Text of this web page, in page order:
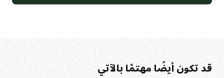
قد تكون أيضًا مهتمًا بالآتي